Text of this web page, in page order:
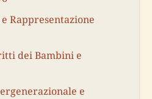
Rappresentazione
dei Bambini e
e